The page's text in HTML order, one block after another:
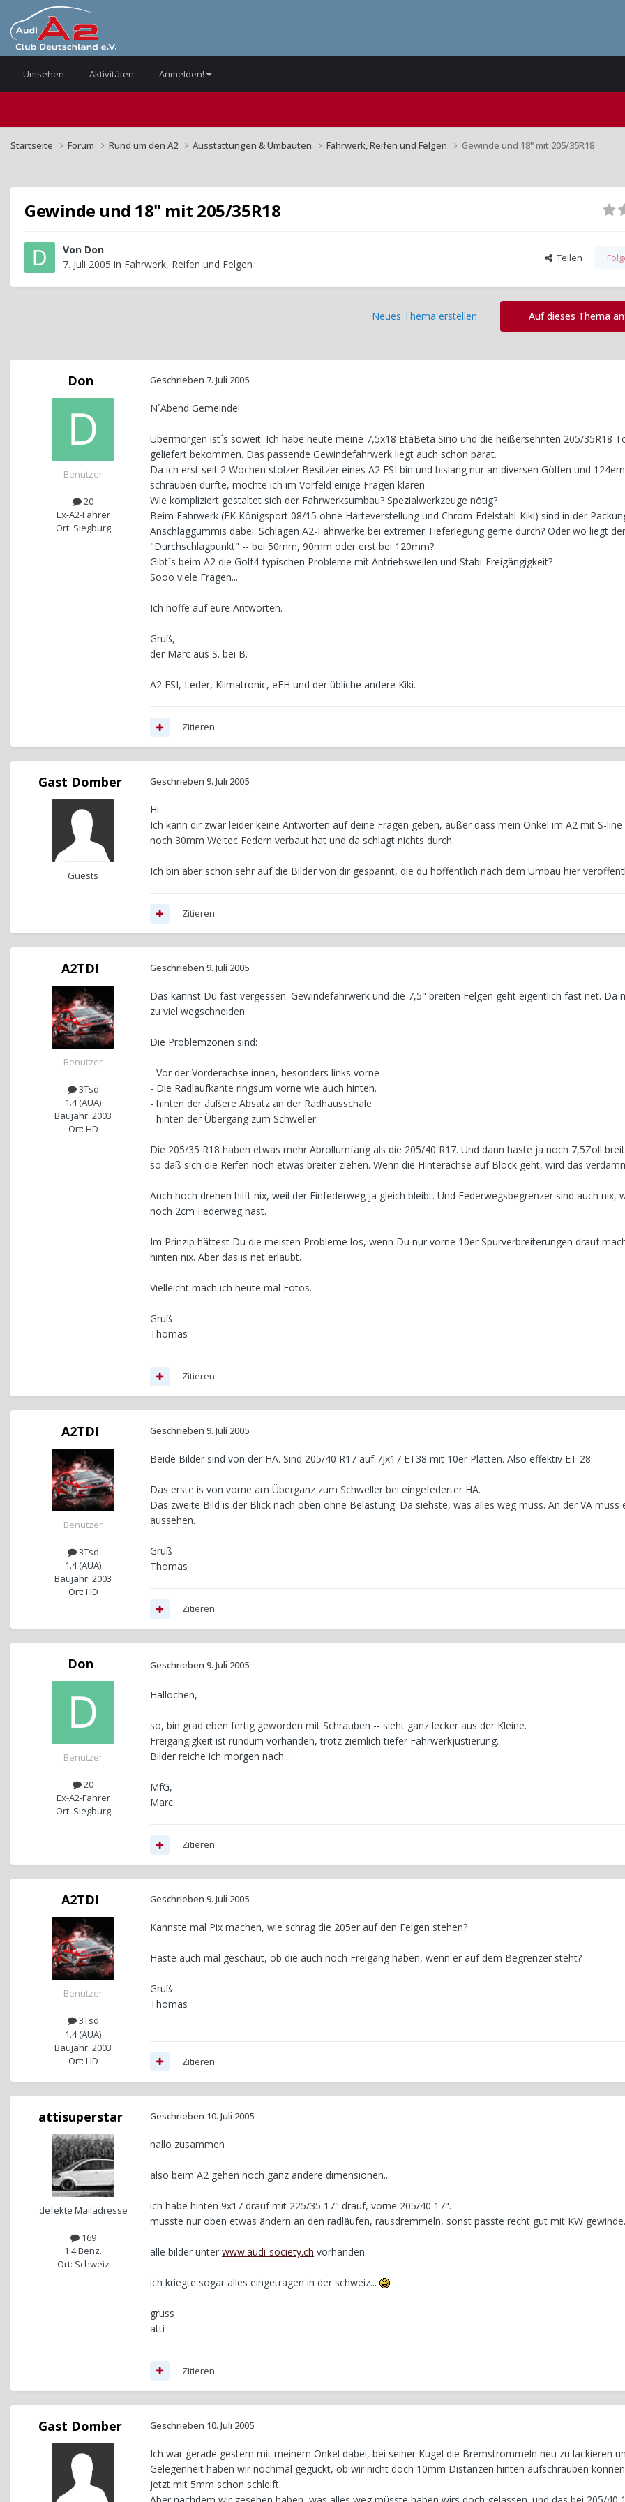
Umsehen Aktivitäten Anmelden!
Startseite Forum Rund um den A2 Ausstattungen & Umbauten Fahrwerk, Reifen und Felgen Gewinde und 18" mit 205/35R18
Gewinde und 18" mit 205/35R18
Von Don
7. Juli 2005 in Fahrwerk, Reifen und Felgen Teilen
Auf dieses Thema
Neues Thema erstellen
Don
Benutzer
20
Ex-A2-Fahrer
Ort: Siegburg
Geschrieben 7. Juli 2005
N´Abend Gemeinde!
Übermorgen ist´s soweit. Ich habe heute meine 7,5x18 EtaBeta Sirio und die heißersehnten 205/35R18
geliefert bekommen. Das passende Gewindefahrwerk liegt auch schon parat.
Da ich erst seit 2 Wochen stolzer Besitzer eines A2 FSI bin und bislang nur an diversen Gölfen und
schrauben durfte, möchte ich im Vorfeld einige Fragen klären:
Wie kompliziert gestaltet sich der Fahrwerksumbau? Spezialwerkzeuge nötig?
Beim Fahrwerk (FK Königsport 08/15 ohne Härteverstellung und Chrom-Edelstahl-Kiki) sind in der
Anschlaggummis dabei. Schlagen A2-Fahrwerke bei extremer Tieferlegung gerne durch? Oder wo liegt der
"Durchschlagpunkt" -- bei 50mm, 90mm oder erst bei 120mm?
Gibt´s beim A2 die Golf4-typischen Probleme mit Antriebswellen und Stabi-Freigängigkeit?
Sooo viele Fragen...
Ich hoffe auf eure Antworten.
Gruß,
der Marc aus S. bei B.
A2 FSI, Leder, Klimatronic, eFH und der übliche andere Kiki.
Zitieren
Gast Domber
Guests
Geschrieben 9. Juli 2005
Hi.
Ich kann dir zwar leider keine Antworten auf deine Fragen geben, außer dass mein Onkel im A2 mit S-
noch 30mm Weitec Federn verbaut hat und da schlägt nichts durch.
Ich bin aber schon sehr auf die Bilder von dir gespannt, die du hoffentlich nach dem Umbau hier
Zitieren
A2TDI
Benutzer
3Tsd
1.4 (AUA)
Baujahr: 2003
Ort: HD
Geschrieben 9. Juli 2005
Das kannst Du fast vergessen. Gewindefahrwerk und die 7,5" breiten Felgen geht eigentlich fast net. Da
zu viel wegschneiden.
Die Problemzonen sind:
- Vor der Vorderachse innen, besonders links vorne
- Die Radlaufkante ringsum vorne wie auch hinten.
- hinten der äußere Absatz an der Radhausschale
- hinten der Übergang zum Schweller.
Die 205/35 R18 haben etwas mehr Abrollumfang als die 205/40 R17. Und dann haste ja noch 7,5Zoll
so daß sich die Reifen noch etwas breiter ziehen. Wenn die Hinterachse auf Block geht, wird das
Auch hoch drehen hilft nix, weil der Einfederweg ja gleich bleibt. Und Federwegsbegrenzer sind auch nix,
noch 2cm Federweg hast.
Im Prinzip hättest Du die meisten Probleme los, wenn Du nur vorne 10er Spurverbreiterungen drauf
hinten nix. Aber das is net erlaubt.
Vielleicht mach ich heute mal Fotos.
Gruß
Thomas
Zitieren
A2TDI
Benutzer
3Tsd
1.4 (AUA)
Baujahr: 2003
Ort: HD
Geschrieben 9. Juli 2005
Beide Bilder sind von der HA. Sind 205/40 R17 auf 7Jx17 ET38 mit 10er Platten. Also effektiv ET 28.
Das erste is von vorne am Überganz zum Schweller bei eingefederter HA.
Das zweite Bild is der Blick nach oben ohne Belastung. Da siehste, was alles weg muss. An der VA muss
aussehen.
Gruß
Thomas
Zitieren
Don
Benutzer
20
Ex-A2-Fahrer
Ort: Siegburg
Geschrieben 9. Juli 2005
Hallöchen,
so, bin grad eben fertig geworden mit Schrauben -- sieht ganz lecker aus der Kleine.
Freigängigkeit ist rundum vorhanden, trotz ziemlich tiefer Fahrwerkjustierung.
Bilder reiche ich morgen nach...
MfG,
Marc.
Zitieren
A2TDI
Benutzer
3Tsd
1.4 (AUA)
Baujahr: 2003
Ort: HD
Geschrieben 9. Juli 2005
Kannste mal Pix machen, wie schräg die 205er auf den Felgen stehen?
Haste auch mal geschaut, ob die auch noch Freigang haben, wenn er auf dem Begrenzer steht?
Gruß
Thomas
Zitieren
attisuperstar
defekte Mailadresse
169
1.4 Benz.
Ort: Schweiz
Geschrieben 10. Juli 2005
hallo zusammen
also beim A2 gehen noch ganz andere dimensionen...
ich habe hinten 9x17 drauf mit 225/35 17" drauf, vorne 205/40 17".
musste nur oben etwas ändern an den radläufen, rausdremmeln, sonst passte recht gut mit KW
alle bilder unter www.audi-society.ch vorhanden.
ich kriegte sogar alles eingetragen in der schweiz...
gruss
atti
Zitieren
Gast Domber Geschrieben 10. Juli 2005
Ich war gerade gestern mit meinem Onkel dabei, bei seiner Kugel die Bremstrommeln neu zu lackieren
Gelegenheit haben wir nochmal geguckt, ob wir nicht doch 10mm Distanzen hinten aufschrauben
jetzt mit 5mm schon schleift.
Aber nachdem wir gesehen haben, was alles weg müsste haben wirs doch gelassen. und das bei 205/40